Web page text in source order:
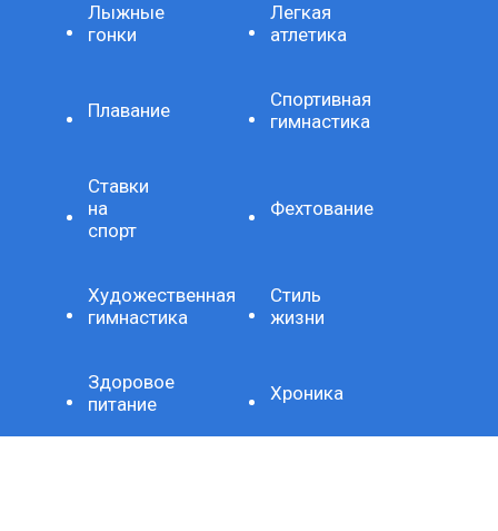
Лыжные
гонки
Легкая
атлетика
Плавание
Спортивная
гимнастика
Ставки
на
спорт
Фехтование
Художественная
гимнастика
Стиль
жизни
Здоровое
питание
Хроника